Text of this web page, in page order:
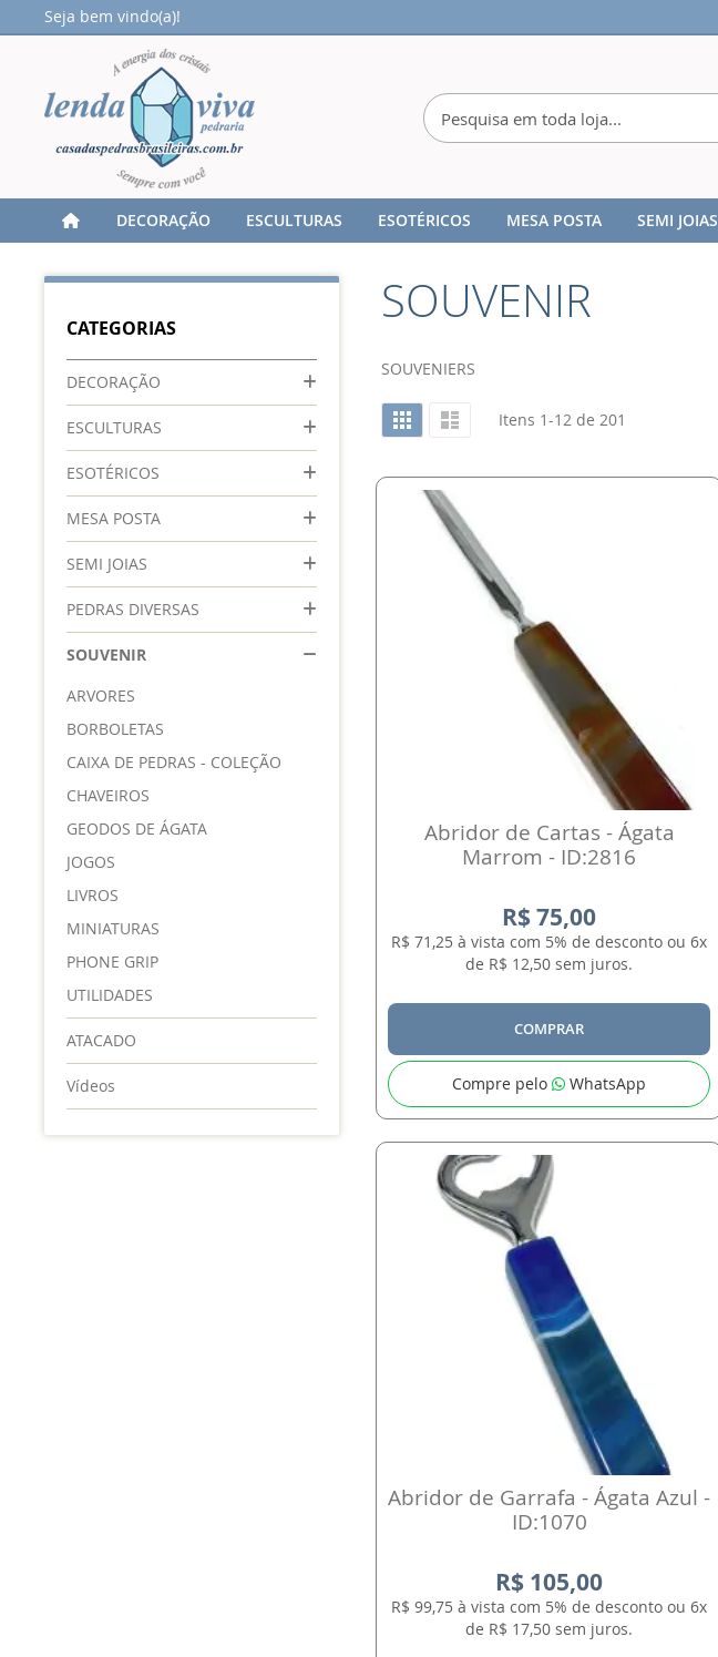
Seja bem vindo(a)!
DECORAÇÃO ESCULTURAS ESOTÉRICOS MESA POSTA SEMI JOIAS
SOUVENIR
SOUVENIERS
Ver
como
GradeLista Itens 1-12de 201
Abridor de Cartas - Ágata
Marrom - ID:2816
R$ 75,00
R$ 71,25 à vista com 5% de desconto ou 6x
de R$ 12,50 sem juros.
COMPRAR
Compre pelo WhatsApp
Abridor de Garrafa - Ágata Azul -
ID:1070
R$ 105,00
R$ 99,75 à vista com 5% de desconto ou 6x
de R$ 17,50 sem juros.
CATEGORIAS
DECORAÇÃO
ESCULTURAS
ESOTÉRICOS
MESA POSTA
SEMI JOIAS
PEDRAS DIVERSAS
SOUVENIR
ARVORES
BORBOLETAS
CAIXA DE PEDRAS - COLEÇÃO
CHAVEIROS
GEODOS DE ÁGATA
JOGOS
LIVROS
MINIATURAS
PHONE GRIP
UTILIDADES
ATACADO
Vídeos